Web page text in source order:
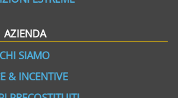
AZIENDA
CHI SIAMO
& INCENTIVE